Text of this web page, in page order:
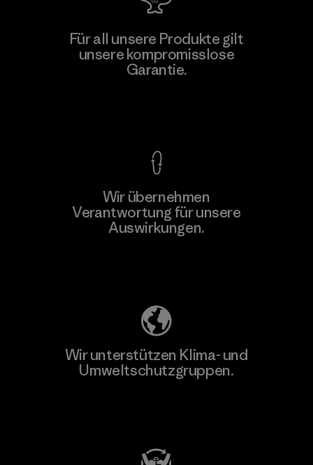
Mehr dazu
Supertex S.A.
Für all unsere Produkte gilt
unsere kompromisslose
Garantie.
Wir übernehmen
Verantwortung für unsere
Auswirkungen.
Wir unterstützen Klima- und
Umweltschutzgruppen.